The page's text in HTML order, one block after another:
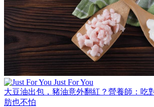
Just For You
大豆油出包，豬油意外翻紅？營養師：吃
肪也不怕